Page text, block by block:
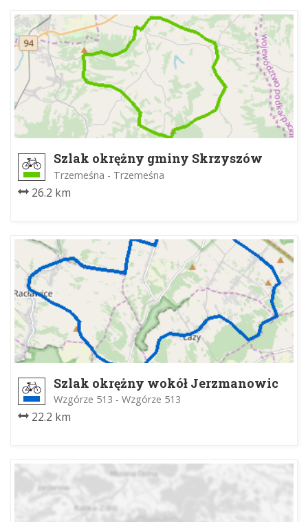
Szlak okrężny gminy Skrzyszów
Trzemeśna - Trzemeśna
26.2 km
Szlak okrężny wokół Jerzmanowic
Wzgórze 513 - Wzgórze 513
22.2 km